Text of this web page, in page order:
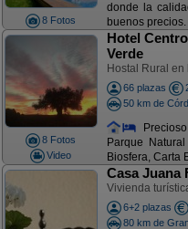
8 Fotos
donde la
buenos
8 Fotos
Video
Hotel
Verde
Hostal Rural en
66 plazas
50 km de
Parque
Biosfera, Carta
Casa Juana
Vivienda
6+2 plazas
80 km de